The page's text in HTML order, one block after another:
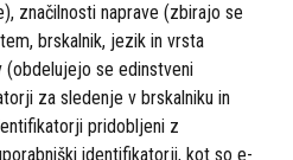
značilnosti naprave (zbirajo se
brskalnik, jezik in vrsta
(obdelujejo se edinstveni
za sledenje v brskalniku in
pridobljeni z
identifikatorji, kot so e-